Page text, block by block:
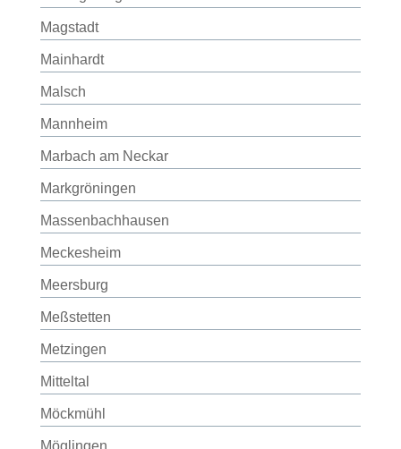
Magstadt
Mainhardt
Malsch
Mannheim
Marbach am Neckar
Markgröningen
Massenbachhausen
Meckesheim
Meersburg
Meßstetten
Metzingen
Mitteltal
Möckmühl
Möglingen